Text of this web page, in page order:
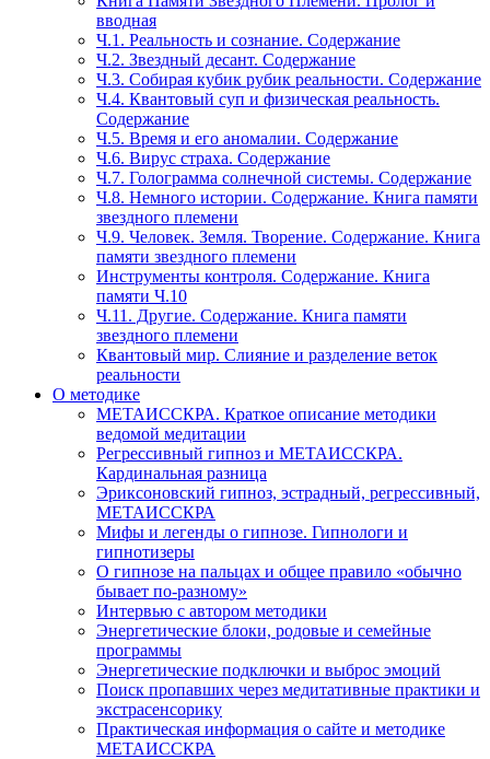
вводная
Ч.1. Реальность и сознание. Содержание
Ч.2. Звездный десант. Содержание
Ч.3. Собирая кубик рубик реальности. Содержание
Ч.4. Квантовый суп и физическая реальность.
Содержание
Ч.5. Время и его аномалии. Содержание
Ч.6. Вирус страха. Содержание
Ч.7. Голограмма солнечной системы. Содержание
Ч.8. Немного истории. Содержание. Книга памяти
звездного племени
Ч.9. Человек. Земля. Творение. Содержание. Книга
памяти звездного племени
Инструменты контроля. Содержание. Книга
памяти Ч.10
Ч.11. Другие. Содержание. Книга памяти
звездного племени
Квантовый мир. Слияние и разделение веток
реальности
О методике
МЕТАИССКРА. Краткое описание методики
ведомой медитации
Регрессивный гипноз и МЕТАИССКРА.
Кардинальная разница
Эриксоновский гипноз, эстрадный, регрессивный,
МЕТАИССКРА
Мифы и легенды о гипнозе. Гипнологи и
гипнотизеры
О гипнозе на пальцах и общее правило «обычно
бывает по-разному»
Интервью с автором методики
Энергетические блоки, родовые и семейные
программы
Энергетические подключки и выброс эмоций
Поиск пропавших через медитативные практики и
экстрасенсорику
Практическая информация о сайте и методике
МЕТАИССКРА